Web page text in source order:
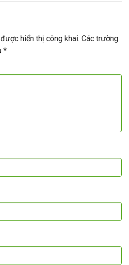
hiển thị công khai. Các trường
*